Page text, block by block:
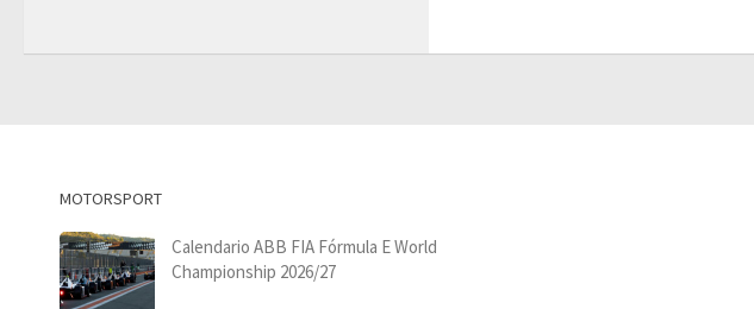
MOTORSPORT
Calendario ABB FIA Fórmula E World
Championship 2026/27